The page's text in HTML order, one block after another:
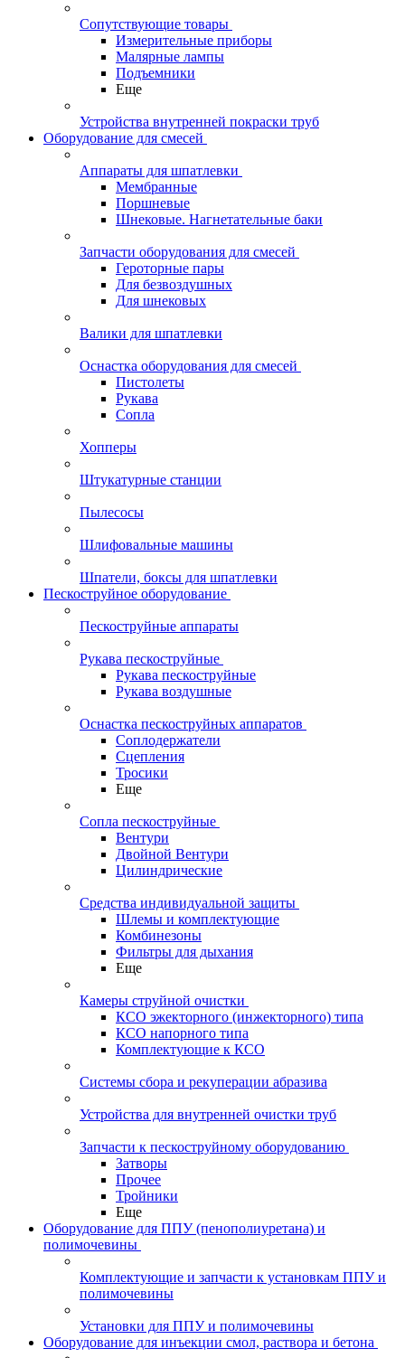
Сопутствующие товары
Измерительные приборы
Малярные лампы
Подъемники
Еще
Устройства внутренней покраски труб
Оборудование для смесей
Аппараты для шпатлевки
Мембранные
Поршневые
Шнековые. Нагнетательные баки
Запчасти оборудования для смесей
Героторные пары
Для безвоздушных
Для шнековых
Валики для шпатлевки
Оснастка оборудования для смесей
Пистолеты
Рукава
Сопла
Хопперы
Штукатурные станции
Пылесосы
Шлифовальные машины
Шпатели, боксы для шпатлевки
Пескоструйное оборудование
Пескоструйные аппараты
Рукава пескоструйные
Рукава пескоструйные
Рукава воздушные
Оснастка пескоструйных аппаратов
Соплодержатели
Сцепления
Тросики
Еще
Сопла пескоструйные
Вентури
Двойной Вентури
Цилиндрические
Средства индивидуальной защиты
Шлемы и комплектующие
Комбинезоны
Фильтры для дыхания
Еще
Камеры струйной очистки
КСО эжекторного (инжекторного) типа
КСО напорного типа
Комплектующие к КСО
Системы сбора и рекуперации абразива
Устройства для внутренней очистки труб
Запчасти к пескоструйному оборудованию
Затворы
Прочее
Тройники
Еще
Оборудование для ППУ (пенополиуретана) и
полимочевины
Комплектующие и запчасти к установкам ППУ и
полимочевины
Установки для ППУ и полимочевины
Оборудование для инъекции смол, раствора и бетона